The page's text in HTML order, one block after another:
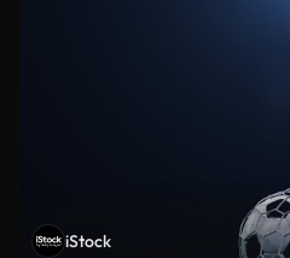
iStock